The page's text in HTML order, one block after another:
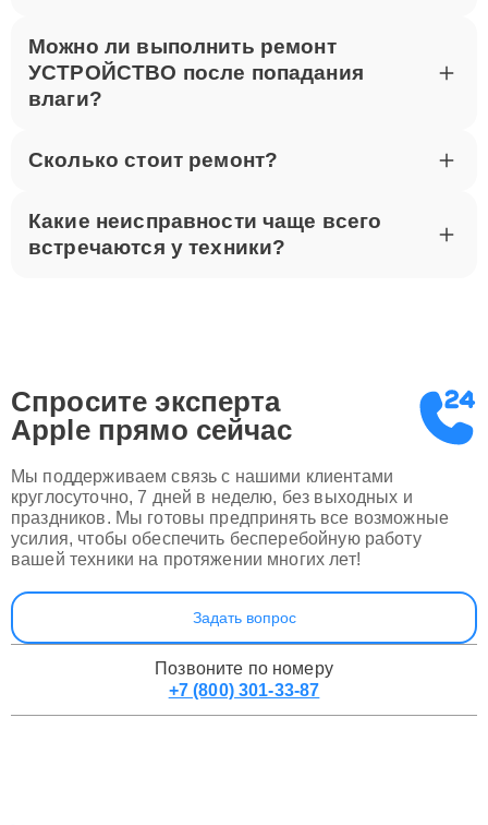
Можно ли выполнить ремонт
УСТРОЙСТВО после попадания
влаги?
Сколько стоит ремонт?
Какие неисправности чаще всего
встречаются у техники?
Спросите эксперта
Apple прямо сейчас
Мы поддерживаем связь с нашими клиентами
круглосуточно, 7 дней в неделю, без выходных и
праздников. Мы готовы предпринять все возможные
усилия, чтобы обеспечить бесперебойную работу
вашей техники на протяжении многих лет!
Задать вопрос
Позвоните по номеру
+7 (800) 301-33-87